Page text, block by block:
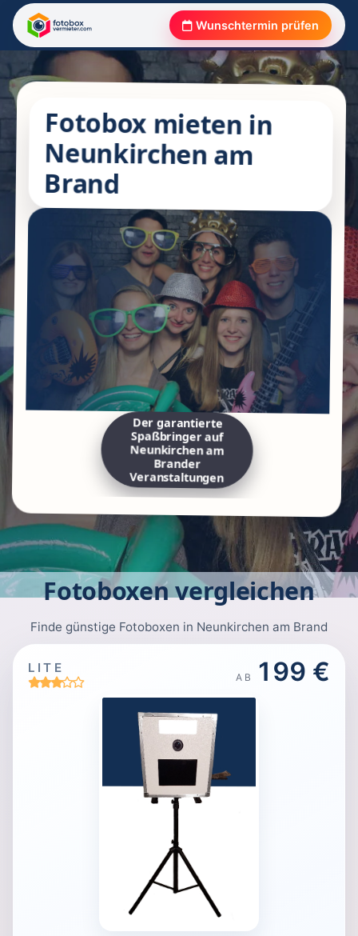
Wunschtermin prüfen
Fotobox mieten in
Neunkirchen am
Brand
Der garantierte
Spaßbringer auf
Neunkirchen am
Brander
Veranstaltungen
Fotoboxen vergleichen
Finde günstige Fotoboxen in Neunkirchen am Brand
LITE
AB 199 €